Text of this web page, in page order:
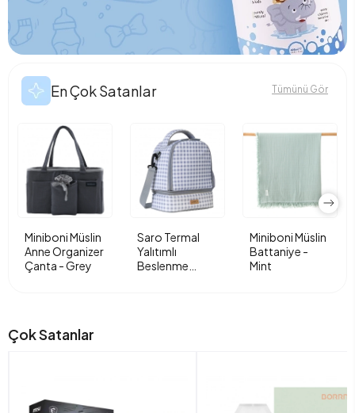
En Çok Satanlar Tümünü Gör
Miniboni Müslin
Anne Organizer
Çanta - Grey
Saro Termal
Yalıtımlı
Beslenme
Miniboni Müslin
Battaniye -
Mint
Çok Satanlar